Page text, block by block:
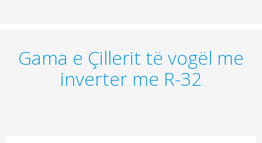
Gama e Çillerit të vogël me
inverter me R-32